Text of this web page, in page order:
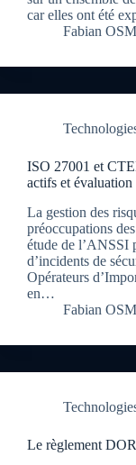
car elles ont été
Fabian
ISO 27001 et
actifs et évaluation
La gestion des
préoccupations
étude de l’ANSSI
d’incidents de
Opérateurs
en…
Fabian
Le règlement